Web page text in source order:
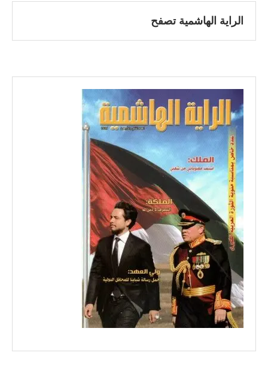
الراية الهاشمية تصفح